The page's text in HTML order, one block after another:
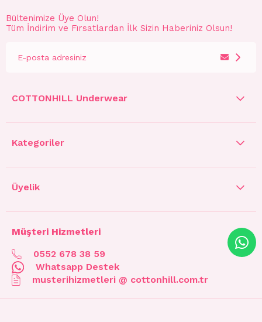
Bültenimize Üye Olun!
Tüm İndirim ve Fırsatlardan İlk Sizin Haberiniz Olsun!
COTTONHILL Underwear
Kategoriler
Üyelik
Müşteri Hizmetleri
0552 678 38 59
Whatsapp Destek
musterihizmetleri @ cottonhill.com.tr